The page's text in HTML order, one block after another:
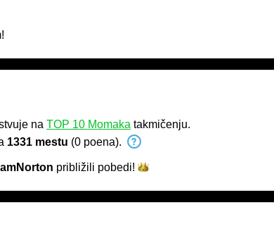
na TOP 10 Momaka takmičenju.
1331 mestu (0 poena).
približili pobedi!